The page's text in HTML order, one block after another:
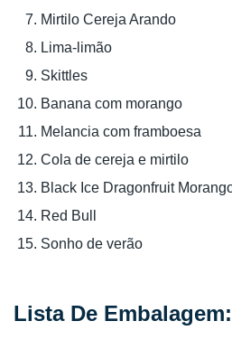
Mirtilo Cereja Arando
Lima-limão
Skittles
Banana com morango
Melancia com framboesa
Cola de cereja e mirtilo
Black Ice Dragonfruit
Red Bull
Sonho de verão
Lista De Embalagem: